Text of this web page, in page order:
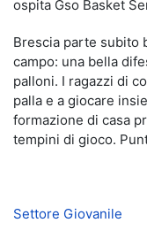
ospita Gso Basket
Brescia parte subito
campo: una bella
palloni. I ragazzi di
palla e a giocare
formazione di casa
tempini di gioco.
Settore Giovanile